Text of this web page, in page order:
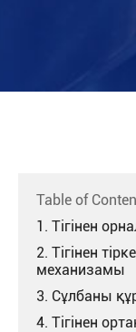
Table of
1. Тігінен
2. Тігінен
механизамы
3. Сұлбаны
4. Тігінен